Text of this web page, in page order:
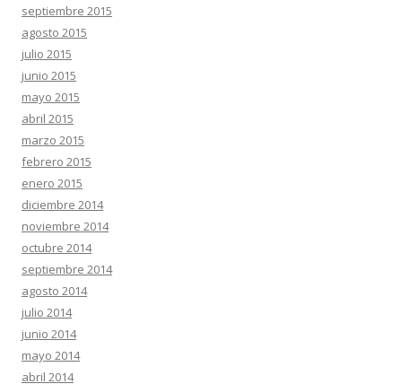
septiembre 2015
agosto 2015
julio 2015
junio 2015
mayo 2015
abril 2015
marzo 2015
febrero 2015
enero 2015
diciembre 2014
noviembre 2014
octubre 2014
septiembre 2014
agosto 2014
julio 2014
junio 2014
mayo 2014
abril 2014